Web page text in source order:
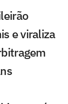
e viraliza